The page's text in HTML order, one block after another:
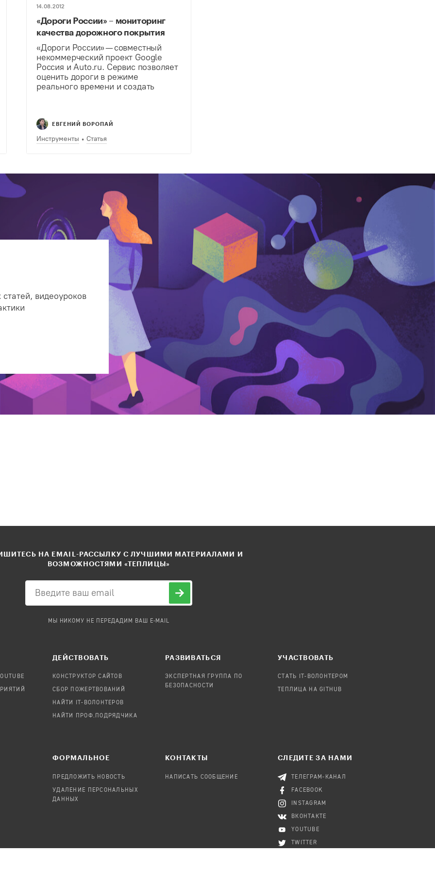
14.08.2012
«Дороги России» – мониторинг
качества дорожного покрытия
«Дороги России» — совместный
некоммерческий проект Google
Россия и Auto.ru. Сервис позволяет
оценить дороги в режиме
реального времени и создать
самый масштабный
картографический сервис в РФ,
который позволяет оценить
качество дороги по всей…
ЕВГЕНИЙ ВОРОПАЙ
Инструменты Статья
видеоуроков
НА EMAIL-РАССЫЛКУ С ЛУЧШИМИ МАТЕРИАЛАМИ И
ВОЗМОЖНОСТЯМИ «ТЕПЛИЦЫ»
МЫ НИКОМУ НЕ ПЕРЕДАДИМ ВАШ E-MAIL
ДЕЙСТВОВАТЬ
КОНСТРУКТОР САЙТОВ
СБОР ПОЖЕРТВОВАНИЙ
НАЙТИ IT-ВОЛОНТЕРОВ
НАЙТИ ПРОФ.ПОДРЯДЧИКА
РАЗВИВАТЬСЯ
ЭКСПЕРТНАЯ ГРУППА ПО
БЕЗОПАСНОСТИ
УЧАСТВОВАТЬ
СТАТЬ IT-ВОЛОНТЕРОМ
ТЕПЛИЦА НА GITHUB
ФОРМАЛЬНОЕ
ПРЕДЛОЖИТЬ НОВОСТЬ
УДАЛЕНИЕ ПЕРСОНАЛЬНЫХ
ДАННЫХ
КОНТАКТЫ
НАПИСАТЬ СООБЩЕНИЕ
СЛЕДИТЕ ЗА НАМИ
ТЕЛЕГРАМ-КАНАЛ
FACEBOOK
INSTAGRAM
ВКОНТАКТЕ
YOUTUBE
TWITTER